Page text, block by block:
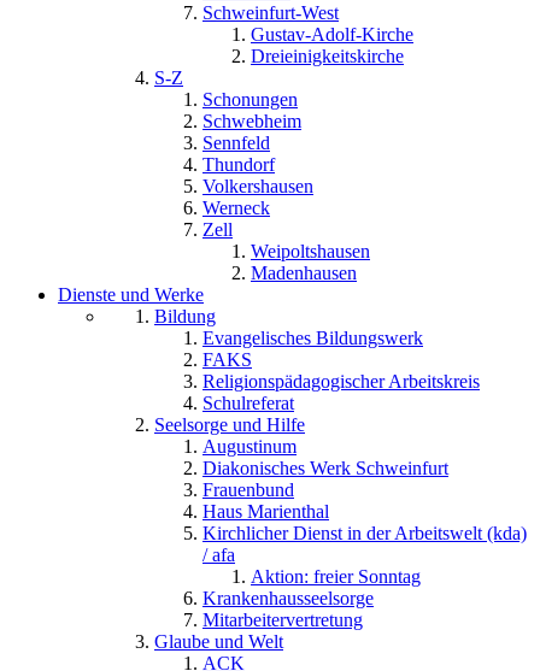
Schweinfurt-West
Gustav-Adolf-Kirche
Dreieinigkeitskirche
S-Z
Schonungen
Schwebheim
Sennfeld
Thundorf
Volkershausen
Werneck
Zell
Weipoltshausen
Madenhausen
Dienste und Werke
Bildung
Evangelisches Bildungswerk
FAKS
Religionspädagogischer Arbeitskreis
Schulreferat
Seelsorge und Hilfe
Augustinum
Diakonisches Werk Schweinfurt
Frauenbund
Haus Marienthal
Kirchlicher Dienst in der Arbeitswelt (kda)
/ afa
Aktion: freier Sonntag
Krankenhausseelsorge
Mitarbeitervertretung
Glaube und Welt
ACK